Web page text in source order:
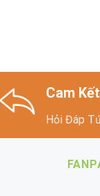
Cam
Hỏi Đáp